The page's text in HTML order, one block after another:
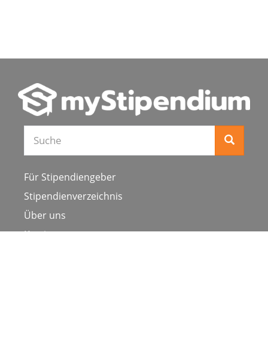
Für Stipendiengeber
Stipendienverzeichnis
Über uns
Karriere